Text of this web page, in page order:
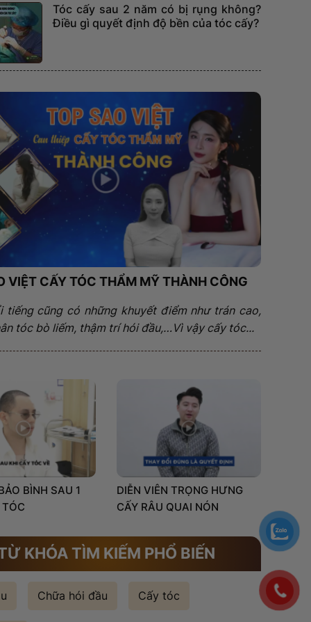
Tóc cấy sau 2 năm có bị rụng không?
Điều gì quyết định độ bền của tóc cấy?
VIỆT CẤY TÓC THẨM MỸ THÀNH CÔNG
tiếng cũng có những khuyết điểm như trán cao,
tóc bò liếm, thậm trí hói đầu,…Vì vậy cấy tóc...
BÌNH SAU 1
DIỄN VIÊN TRỌNG HƯNG
CẤY RÂU QUAI NÓN
KHÓA TÌM KIẾM PHỔ BIẾN
Chữa hói đầu Cấy tóc